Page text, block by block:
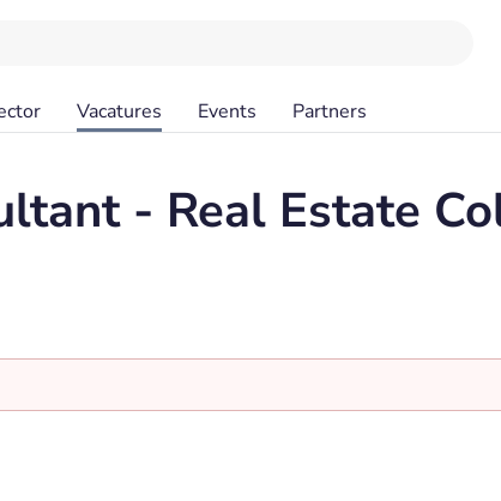
Vacatures Events Partners
- Real Estate